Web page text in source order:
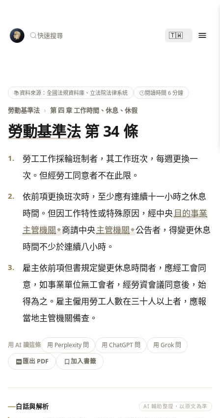
快速搜尋 🇹🇼
📚資料來源：全國法規資料庫、立法院法律系統 🕑閱讀時間 6 分鐘
勞動基準法 › 第 四 章 工作時間、休息、休假
勞動基準法第 34 條
1.
勞工工作採輪班制者，其工作班次，每週更換一
次。但經勞工同意者不在此限。
2.
依前項更換班次時，至少應有連續十一小時之休息
時間。但因工作特性或特殊原因，經中央 目的事業
主管機關
商請中央主管機關 公告者，得變更休息
時間不少於連續八小時。
3.
雇主依前項但書規定變更休息時間者，應經工會同
意，如事業單位無工會者，經勞資會議同意後，始
得為之。雇主僱用勞工人數在三十人以上者，應報
當地主管機關備查。
用 AI 讀這條 用 Perplexity 問 用 ChatGPT 問
用 Grok 問
匯出 PDF
加入書籤
匯出 PDF
加入書籤
白話與解析 AI 輔助整理，以原文為準